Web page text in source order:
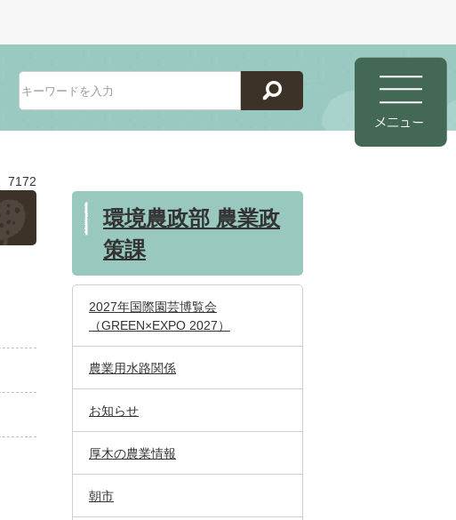
7172
環境農政部 農業政
策課
2027年国際園芸博覧会
（GREEN×EXPO 2027）
農業用水路関係
お知らせ
厚木の農業情報
朝市